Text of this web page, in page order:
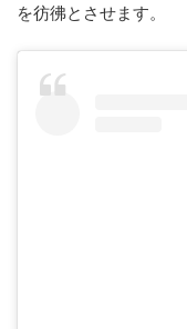
を彷彿とさせます。